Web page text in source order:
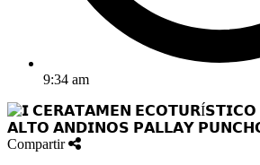
9:34 am
Compartir